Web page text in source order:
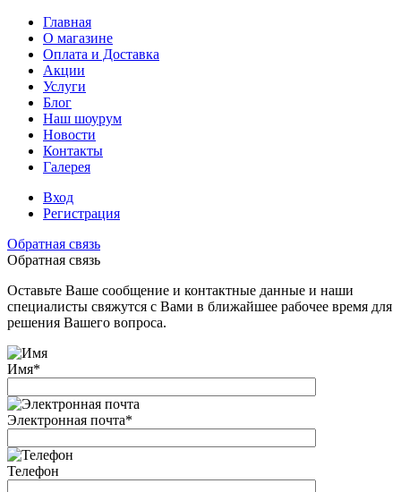
Главная
О магазине
Оплата и Доставка
Акции
Услуги
Блог
Наш шоурум
Новости
Контакты
Галерея
Вход
Регистрация
Обратная связь
Обратная связь
Оставьте Ваше сообщение и контактные данные и наши
специалисты свяжутся с Вами в ближайшее рабочее время для
решения Вашего вопроса.
Имя*
Электронная почта*
Телефон